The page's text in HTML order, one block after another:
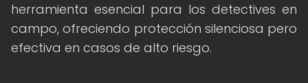
herramienta esencial para los detectives en
campo, ofreciendo protección silenciosa pero
efectiva en casos de alto riesgo.